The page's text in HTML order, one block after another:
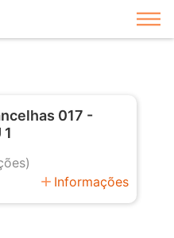
017 -
1
add Informações